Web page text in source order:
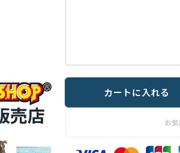
お
カートに入れる